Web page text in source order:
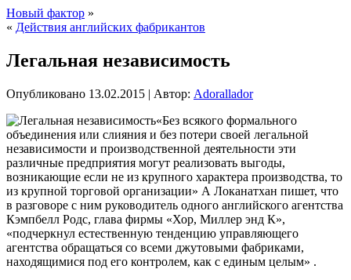
Новый фактор »
« Действия английских фабрикантов
Легальная независимость
Опубликовано 13.02.2015 | Автор: Adorallador
«Без всякого формального
объединения или слияния и без потери своей легальной
независимости и производственной деятельности эти
различные предприятия могут реализовать выгоды,
возникающие если не из крупного характера производства, то
из крупной торговой организации» А Локанатхан пишет, что
в разговоре с ним руководитель одного английского агентства
Кэмпбелл Родс, глава фирмы «Хор, Миллер энд К»,
«подчеркнул естественную тенденцию управляющего
агентства обращаться со всеми джутовыми фабриками,
находящимися под его контролем, как с единым целым» .